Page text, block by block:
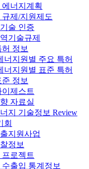
에너지계획
규제/지원제도
술 인증
기술규제
정보
너지원별 주요 특허
너지원별 표준 특허
정보
이제스트
자료실
지 기술정보 Review
회
지원사업
정보
프로젝트
수출입 통계정보